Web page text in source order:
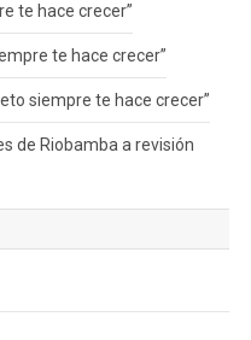
te hace crecer”
te hace crecer”
siempre te hace crecer”
de Riobamba a revisión